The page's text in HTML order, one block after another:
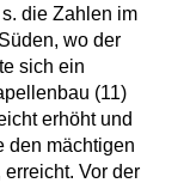
die Zahlen im
wo der
sich ein
(11)
erhöht und
den mächtigen
Vor der